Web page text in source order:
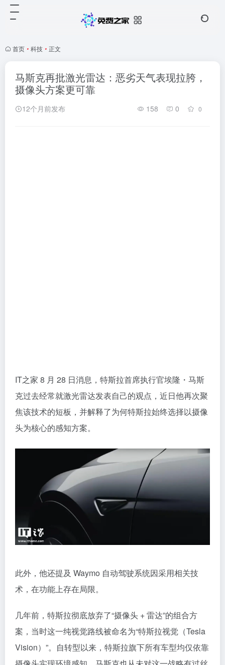
首页 • 科技 • 正文
马斯克再批激光雷达：恶劣天气表现拉胯，
摄像头方案更可靠
12个月前发布 158 0 0
IT之家 8 月 28 日消息，特斯拉首席执行官埃隆・马斯
克过去经常就激光雷达发表自己的观点，近日他再次聚
焦该技术的短板，并解释了为何特斯拉始终选择以摄像
头为核心的感知方案。
此外，他还提及 Waymo 自动驾驶系统因采用相关技
术，在功能上存在局限。
几年前，特斯拉彻底放弃了“摄像头 + 雷达”的组合方
案，当时这一纯视觉路线被命名为“特斯拉视觉（Tesla
Vision）”。自转型以来，特斯拉旗下所有车型均仅依靠